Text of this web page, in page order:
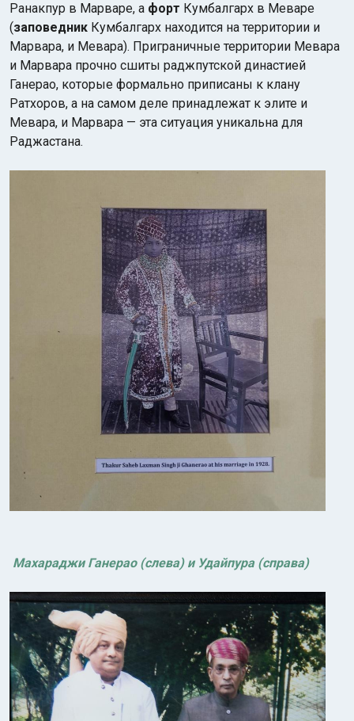
Ранакпур в Марваре, а форт Кумбалгарх в Меваре
(заповедник Кумбалгарх находится на территории и
Марвара, и Мевара). Приграничные территории Мевара
и Марвара прочно сшиты раджпутской династией
Ганерао, которые формально приписаны к клану
Ратхоров, а на самом деле принадлежат к элите и
Мевара, и Марвара — эта ситуация уникальна для
Раджастана.
Махараджи Ганерао (слева) и Удайпура (справа)